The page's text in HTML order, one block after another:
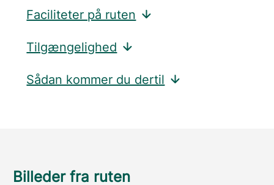
Faciliteter på ruten
Tilgængelighed
Sådan kommer du dertil
Billeder fra ruten